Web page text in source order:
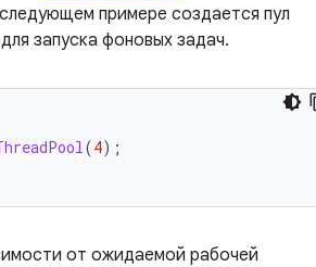
примере создается пул
запуска фоновых задач.
(4);
от ожидаемой рабочей